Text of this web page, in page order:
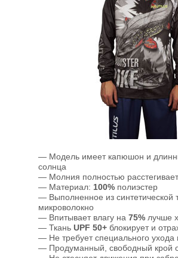
— Модель имеет капюшон и
солнца
— Молния полностью
— Материал: 100% полиэстер
— Выполненное из синтетической
микроволокно
— Впитывает влагу на 75% лучше
— Ткань UPF 50+ блокирует и
— Не требует специального ухода
— Продуманный, свободный крой